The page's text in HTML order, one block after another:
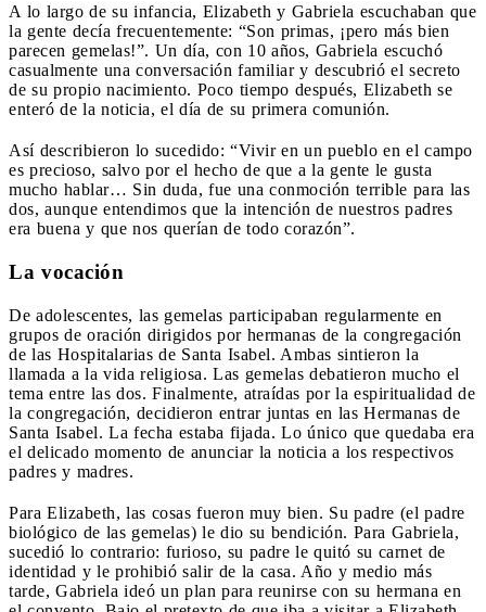
A lo largo de su infancia, Elizabeth y Gabriela escuchaban que
la gente decía frecuentemente: “Son primas, ¡pero más bien
parecen gemelas!”. Un día, con 10 años, Gabriela escuchó
casualmente una conversación familiar y descubrió el secreto
de su propio nacimiento. Poco tiempo después, Elizabeth se
enteró de la noticia, el día de su primera comunión.
Así describieron lo sucedido: “Vivir en un pueblo en el campo
es precioso, salvo por el hecho de que a la gente le gusta
mucho hablar… Sin duda, fue una conmoción terrible para las
dos, aunque entendimos que la intención de nuestros padres
era buena y que nos querían de todo corazón”.
La vocación
De adolescentes, las gemelas participaban regularmente en
grupos de oración dirigidos por hermanas de la congregación
de las Hospitalarias de Santa Isabel. Ambas sintieron la
llamada a la vida religiosa. Las gemelas debatieron mucho el
tema entre las dos. Finalmente, atraídas por la espiritualidad de
la congregación, decidieron entrar juntas en las Hermanas de
Santa Isabel. La fecha estaba fijada. Lo único que quedaba era
el delicado momento de anunciar la noticia a los respectivos
padres y madres.
Para Elizabeth, las cosas fueron muy bien. Su padre (el padre
biológico de las gemelas) le dio su bendición. Para Gabriela,
sucedió lo contrario: furioso, su padre le quitó su carnet de
identidad y le prohibió salir de la casa. Año y medio más
tarde, Gabriela ideó un plan para reunirse con su hermana en